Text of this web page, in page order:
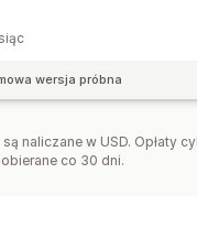
wersja próbna
naliczane w USD. Opłaty
co 30 dni.